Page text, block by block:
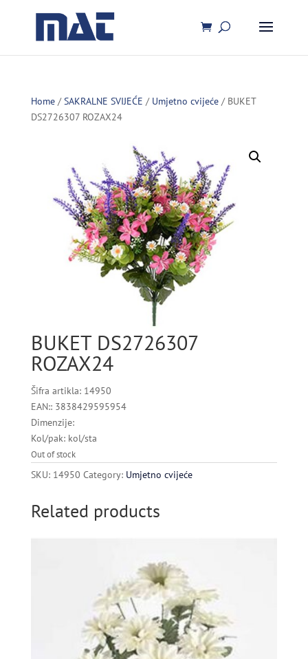
Home/SAKRALNE SVIJEĆE / Umjetno cvijeće/ BUKET
DS2726307 ROZAX24
BUKET DS2726307
ROZAX24
Šifra artikla: 14950
EAN:: 3838429595954
Dimenzije:
Kol/pak: kol/sta
Out of stock
SKU: 14950 Category: Umjetno cvijeće
Related products